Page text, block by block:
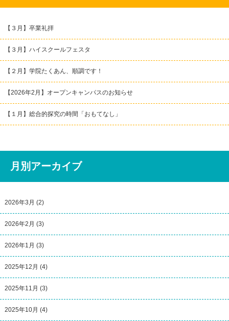
【３月】卒業礼拝
【３月】ハイスクールフェスタ
【２月】学院たくあん、順調です！
【2026年2月】オープンキャンパスのお知らせ
【１月】総合的探究の時間「おもてなし」
月別アーカイブ
2026年3月 (2)
2026年2月 (3)
2026年1月 (3)
2025年12月 (4)
2025年11月 (3)
2025年10月 (4)